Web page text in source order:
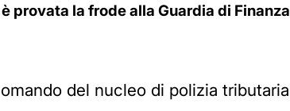
provata la frode alla Guardia di Finanza
del nucleo di polizia